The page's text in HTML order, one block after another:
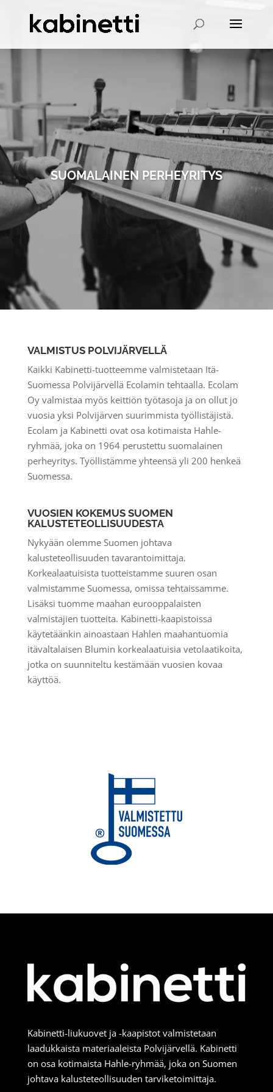
SUOMALAINEN PERHEYRITYS
VALMISTUS POLVIJÄRVELLÄ
Kaikki Kabinetti-tuotteemme valmistetaan Itä-
Suomessa Polvijärvellä Ecolamin tehtaalla. Ecolam
Oy valmistaa myös keittiön työtasoja ja on ollut jo
vuosia yksi Polvijärven suurimmista työllistäjistä.
Ecolam ja Kabinetti ovat osa kotimaista Hahle-
ryhmää, joka on 1964 perustettu suomalainen
perheyritys. Työllistämme yhteensä yli 200 henkeä
Suomessa.
VUOSIEN KOKEMUS SUOMEN
KALUSTETEOLLISUUDESTA
Nykyään olemme Suomen johtava
kalusteteollisuuden tavarantoimittaja.
Korkealaatuisista tuotteistamme suuren osan
valmistamme Suomessa, omissa tehtaissamme.
Lisäksi tuomme maahan eurooppalaisten
valmistajien tuotteita. Kabinetti-kaapistoissa
käytetäänkin ainoastaan Hahlen maahantuomia
itävaltalaisen Blumin korkealaatuisia vetolaatikoita,
jotka on suunniteltu kestämään vuosien kovaa
käyttöä.
Kabinetti-liukuovet ja -kaapistot valmistetaan
laadukkaista materiaaleista Polvijärvellä. Kabinetti
on osa kotimaista Hahle-ryhmää, joka on Suomen
johtava kalusteteollisuuden tarviketoimittaja.